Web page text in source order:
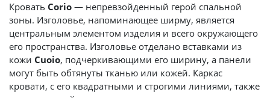
Кровать Corio — непревзойденный герой спальной
зоны. Изголовье, напоминающее ширму, является
центральным элементом изделия и всего окружающего
его пространства. Изголовье отделано вставками из
кожи Cuoio, подчеркивающими его ширину, а панели
могут быть обтянуты тканью или кожей. Каркас
кровати, с его квадратными и строгими линиями, также